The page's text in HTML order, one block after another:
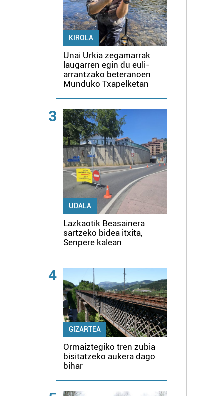
KIROLA
Unai Urkia zegamarrak
laugarren egin du euli-
arrantzako beteranoen
Munduko Txapelketan
3
UDALA
Lazkaotik Beasainera
sartzeko bidea itxita,
Senpere kalean
4
GIZARTEA
Ormaiztegiko tren zubia
bisitatzeko aukera dago
bihar